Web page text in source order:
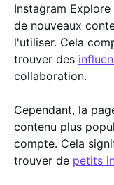
Instagram
de nouveaux
l'utiliser. Cela
trouver des
collaboration.
Cependant, la
contenu plus
compte. Cela
trouver de petits